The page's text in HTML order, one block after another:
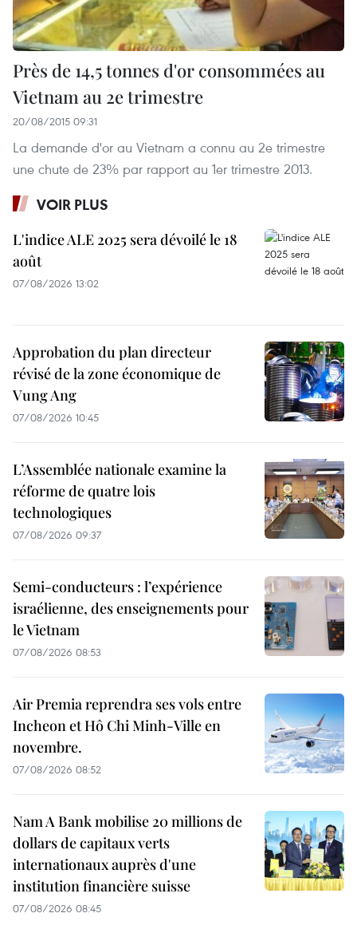
Près de 14,5 tonnes d'or consommées au
Vietnam au 2e trimestre
20/08/2015 09:31
La demande d'or au Vietnam a connu au 2e trimestre
une chute de 23% par rapport au 1er trimestre 2013.
VOIR PLUS
L'indice ALE 2025 sera dévoilé le 18
août
07/08/2026 13:02
Approbation du plan directeur
révisé de la zone économique de
Vung Ang
07/08/2026 10:45
L’Assemblée nationale examine la
réforme de quatre lois
technologiques
07/08/2026 09:37
Semi-conducteurs : l’expérience
israélienne, des enseignements pour
le Vietnam
07/08/2026 08:53
Air Premia reprendra ses vols entre
Incheon et Hô Chi Minh-Ville en
novembre.
07/08/2026 08:52
Nam A Bank mobilise 20 millions de
dollars de capitaux verts
internationaux auprès d'une
institution financière suisse
07/08/2026 08:45